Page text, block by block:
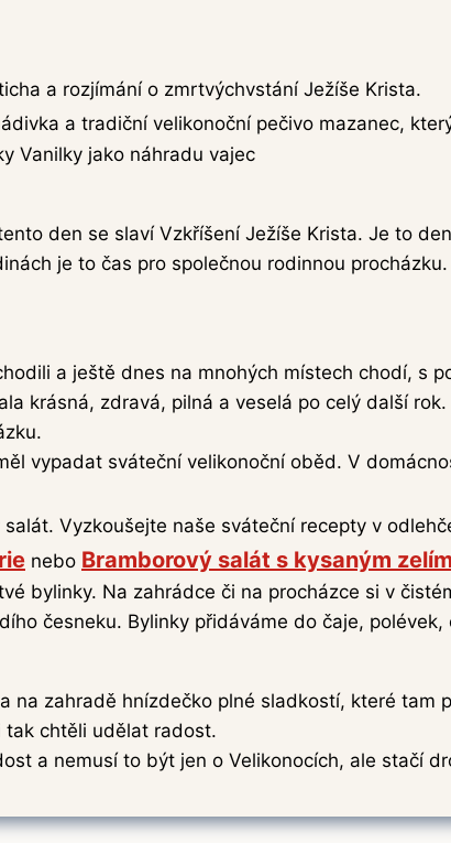
a rozjímání o zmrtvýchvstání Ježíše Krista.
a tradiční velikonoční pečivo mazanec,
Vanilky jako náhradu vajec
den se slaví Vzkříšení Ježíše Krista. Je to
je to čas pro společnou rodinnou
a ještě dnes na mnohých místech chodí, s
krásná, zdravá, pilná a veselá po celý další
vypadat sváteční velikonoční oběd. V
Vyzkoušejte naše sváteční recepty v
nebo Bramborový salát s kysaným
bylinky. Na zahrádce či na procházce si v
česneku. Bylinky přidáváme do čaje,
na zahradě hnízdečko plné sladkostí, které tam
tak chtěli udělat radost.
a nemusí to být jen o Velikonocích, ale stačí